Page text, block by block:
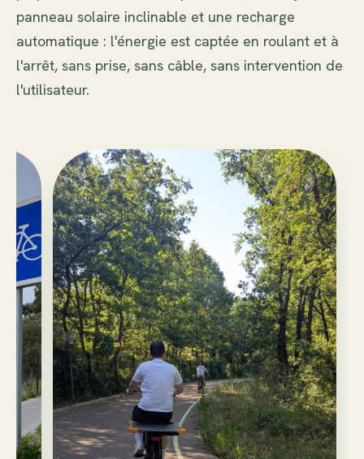
panneau solaire inclinable et une recharge
automatique : l'énergie est captée en roulant et à
l'arrêt, sans prise, sans câble, sans intervention de
l'utilisateur.